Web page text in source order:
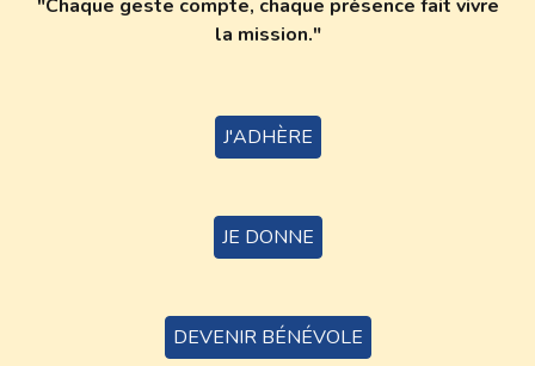
"Chaque geste compte, chaque présence fait vivre
la mission."
J'ADHÈRE
JE DONNE
DEVENIR BÉNÉVOLE